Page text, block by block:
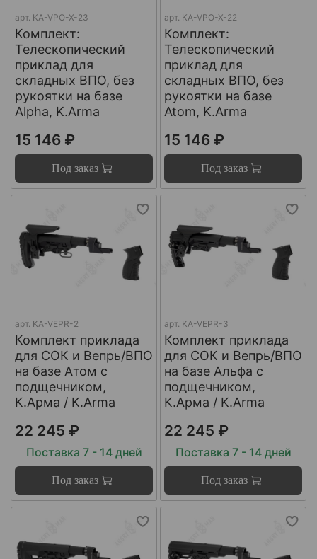
арт. KA-VPO-X-23
Комплект:
Телескопический
приклад для
складных ВПО, без
рукоятки на базе
Alpha, K.Arma
15 146 ₽
Под заказ
арт. KA-VPO-X-22
Комплект:
Телескопический
приклад для
складных ВПО, без
рукоятки на базе
Atom, K.Arma
15 146 ₽
Под заказ
арт. KA-VEPR-2
Комплект приклада
для СОК и Вепрь/ВПО
на базе Атом с
подщечником,
К.Арма / K.Arma
22 245 ₽
Поставка 7 - 14 дней
Под заказ
арт. KA-VEPR-3
Комплект приклада
для СОК и Вепрь/ВПО
на базе Альфа с
подщечником,
К.Арма / K.Arma
22 245 ₽
Поставка 7 - 14 дней
Под заказ